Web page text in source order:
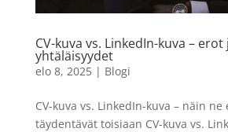
CV-kuva vs. LinkedIn-kuva – erot
yhtäläisyydet
elo 8, 2025| Blogi
CV-kuva vs. LinkedIn-kuva – näin ne
täydentävät toisiaan CV-kuva vs.